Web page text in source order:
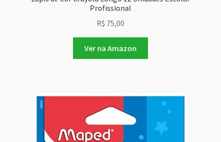
Profissional
R$ 75,00
Ver na Amazon